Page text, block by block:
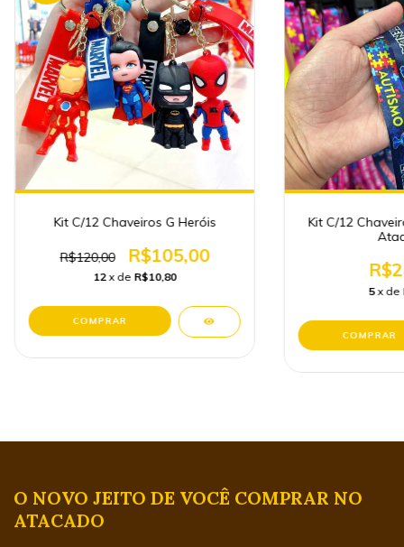
Kit C/12 Chaveiros G Heróis
R$120,00 R$105,00
12 x de R$10,80
Kit C/12
5 x de
O NOVO JEITO DE VOCÊ COMPRAR NO
ATACADO